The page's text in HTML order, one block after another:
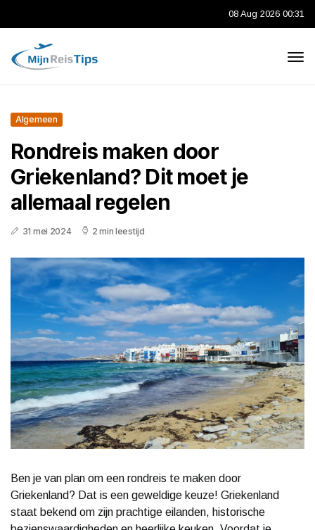
08 Aug 2026 00:31
Algemeen
Rondreis maken door
Griekenland? Dit moet je
allemaal regelen
31 mei 2024 2 min leestijd
Ben je van plan om een rondreis te maken door
Griekenland? Dat is een geweldige keuze! Griekenland
staat bekend om zijn prachtige eilanden, historische